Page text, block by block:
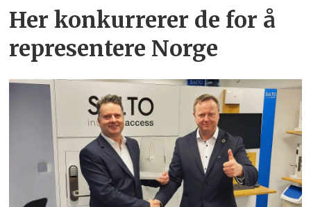
Her konkurrerer de for å
representere Norge